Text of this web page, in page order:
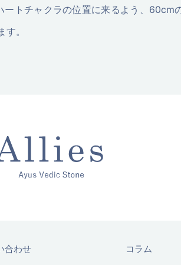
トチャクラの位置に来るよう、60cm
。
合わせ
コラム